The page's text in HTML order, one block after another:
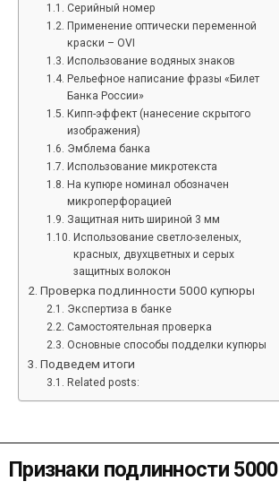
Серийный номер
Применение оптически переменной
краски – OVI
Использование водяных знаков
Рельефное написание фразы «Билет
Банка России»
Кипп-эффект (нанесение скрытого
изображения)
Эмблема банка
Использование микротекста
На купюре номинал обозначен
микроперфорацией
Защитная нить шириной 3 мм
Использование светло-зеленых,
красных, двухцветных и серых
защитных волокон
Проверка подлинности 5000 купюры
Экспертиза в банке
Самостоятельная проверка
Основные способы подделки купюры
Подведем итоги
Related posts:
Признаки подлинности